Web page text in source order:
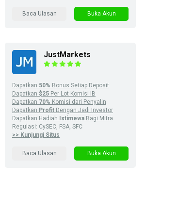
Baca Ulasan Buka Akun
JustMarkets
Dapatkan 50% Bonus Setiap Deposit
Dapatkan $25 Per Lot Komisi IB
Dapatkan 70% Komisi dari Penyalin
Dapatkan Profit Dengan Jadi Investor
Dapatkan Hadiah Istimewa Bagi Mitra
Regulasi: CySEC, FSA, SFC
>> Kunjungi Situs
Baca Ulasan Buka Akun